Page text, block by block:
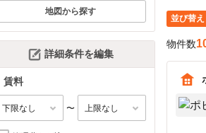
地図から探す
詳細条件を編集
賃料
〜
並び替え
物件数